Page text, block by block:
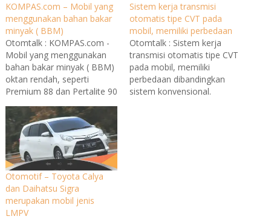
KOMPAS.com – Mobil yang
menggunakan bahan bakar
minyak ( BBM)
Otomtalk : KOMPAS.com -
Mobil yang menggunakan
bahan bakar minyak ( BBM)
oktan rendah, seperti
Premium 88 dan Pertalite 90
akan lebih boros, ketimbang
oktan tinggi (minimal 92)
atau sekelas Pertamax.
Kondisi ini berlaku pada
mobil keluaran terbaru,
mengingat secara kompresi
sudah tinggi, yaitu minimal
11:1 atau 12:1 sehingga
membutuhkan…
Sistem kerja transmisi
otomatis tipe CVT pada
mobil, memiliki perbedaan
Otomtalk : Sistem kerja
transmisi otomatis tipe CVT
pada mobil, memiliki
perbedaan dibandingkan
sistem konvensional.
Otomotif – Toyota Calya
dan Daihatsu Sigra
merupakan mobil jenis
LMPV